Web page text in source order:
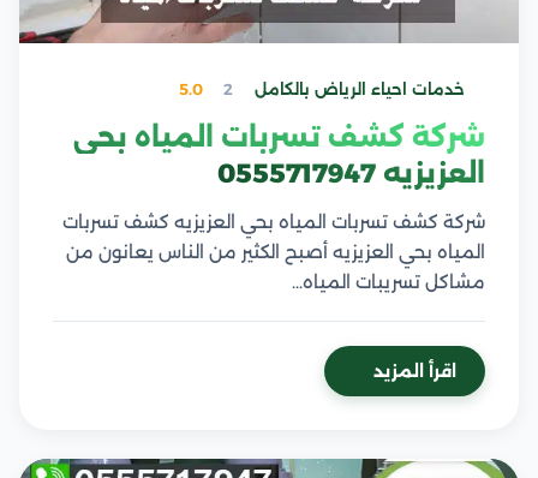
خدمات احياء الرياض بالكامل 2
5.0
شركة كشف تسربات المياه بحي
العزيزيه 0555717947
شركة كشف تسربات المياه بحي العزيزيه كشف تسربات
المياه بحي العزيزيه أصبح الكثير من الناس يعانون من
مشاكل تسريبات المياه…
اقرأ المزيد